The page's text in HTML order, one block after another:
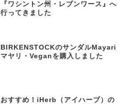
『ワシントン州・レブンワース』へ
行ってきました
BIRKENSTOCKのサンダルMayari
マヤリ・Veganを購入しました
おすすめ！iHerb（アイハーブ）の